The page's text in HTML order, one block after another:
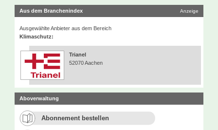
Aus dem Branchenindex Anzeige
Ausgewählte Anbieter aus dem Bereich
Klimaschutz:
Trianel
52070 Aachen
Aboverwaltung
Abonnement bestellen